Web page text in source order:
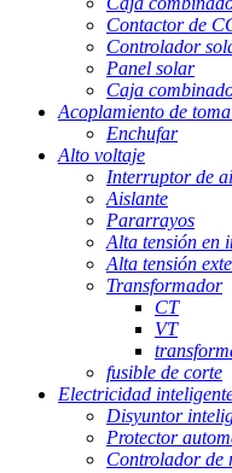
Contactor de
Controlador
Panel solar
Caja
Acoplamiento de
Enchufar
Alto voltaje
Interruptor de
Aislante
Pararrayos
Alta tensión en
Alta tensión
Transformador
CT
VT
fusible de corte
Electricidad
Disyuntor
Protector
Controlador de